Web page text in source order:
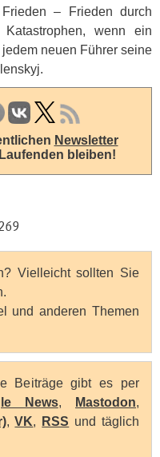
– Frieden durch
wenn ein
neuen Führer seine
Newsletter
bleiben!
Vielleicht sollten Sie
und anderen Themen
Beiträge gibt es per
News, Mastodon,
,VK, RSS und täglich